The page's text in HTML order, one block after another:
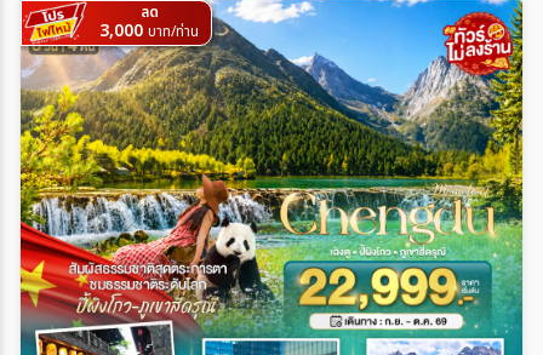
ลด
3,000 บาท/ท่าน